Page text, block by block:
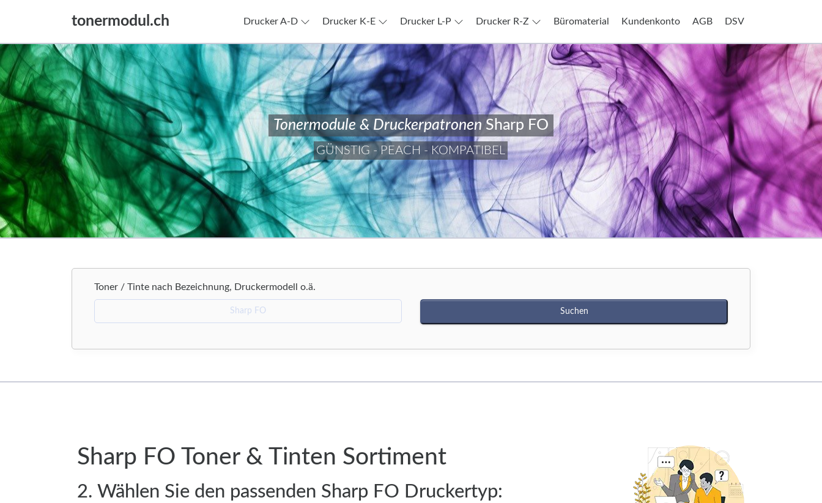
tonermodul.ch Drucker A-D Drucker K-E Drucker L-P Drucker R-Z Büromaterial Kundenkonto AGB DSV
Tonermodule & Druckerpatronen Sharp FO
GÜNSTIG - PEACH - KOMPATIBEL
Toner / Tinte nach Bezeichnung, Druckermodell o.ä.
Sharp FO Toner & Tinten Sortiment
2. Wählen Sie den passenden Sharp FO Druckertyp: